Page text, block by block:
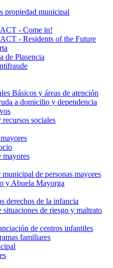
propiedad municipal
- Come in!
- Residents of the Future
de Plasencia
Básicos y áreas de atención
a domicilio y dependencia
sociales
mayores
municipal de personas mayores
y Abuela Mayorga
derechos de la infancia
de riesgo y maltrato
de centros infantiles
familiares